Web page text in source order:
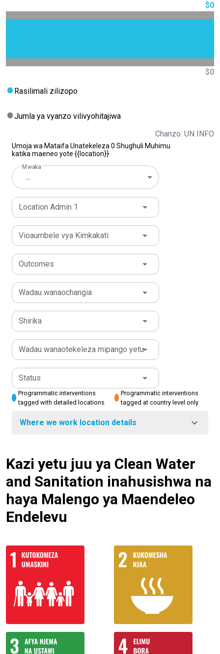
$0
$0
Rasilimali zilizopo
Jumla ya vyanzo vilivyohitajiwa
Chanzo: UN INFO
Umoja wa Mataifa Unatekeleza 0 Shughuli Muhimu
katika maeneo yote {{location}}
Mwaka
...
Location Admin 1
Vioaumbele vya Kimkakati
Outcomes
Wadau wanaochangia
Shirika
Wadau wanaotekeleza mipango yetu
Status
Programmatic interventions
tagged with detailed locations
Programmatic interventions
tagged at country level only
Where we work location details
Kazi yetu juu ya Clean Water
and Sanitation inahusishwa na
haya Malengo ya Maendeleo
Endelevu